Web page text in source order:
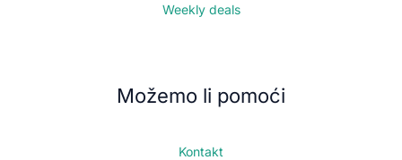
Weekly deals
Možemo li pomoći
Kontakt